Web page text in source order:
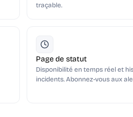
traçable.
Page de statut
Disponibilité en temps réel et
incidents. Abonnez-vous aux